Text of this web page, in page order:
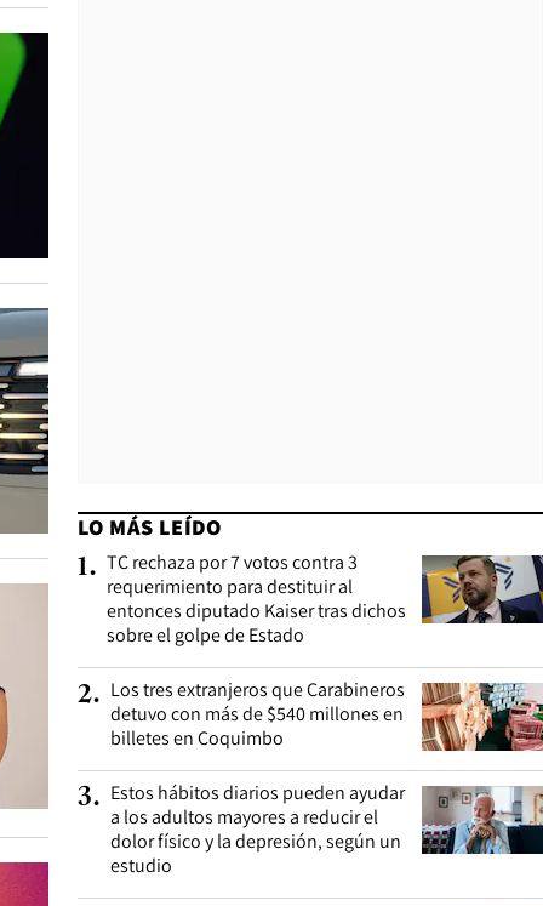
LO MÁS LEÍDO
1. TC rechaza por 7 votos contra 3
requerimiento para destituir al
entonces diputado Kaiser tras dichos
sobre el golpe de Estado
2. Los tres extranjeros que Carabineros
detuvo con más de $540 millones en
billetes en Coquimbo
3. Estos hábitos diarios pueden ayudar
a los adultos mayores a reducir el
dolor físico y la depresión, según un
estudio